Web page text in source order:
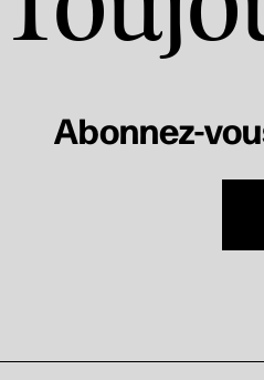
Abonnez-